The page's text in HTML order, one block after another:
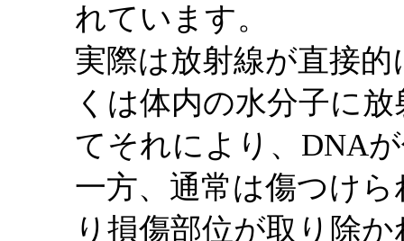
れています。
実際は放射線が直接
くは体内の水分子に
てそれにより、DNA
一方、通常は傷つけ
り損傷部位が取り除